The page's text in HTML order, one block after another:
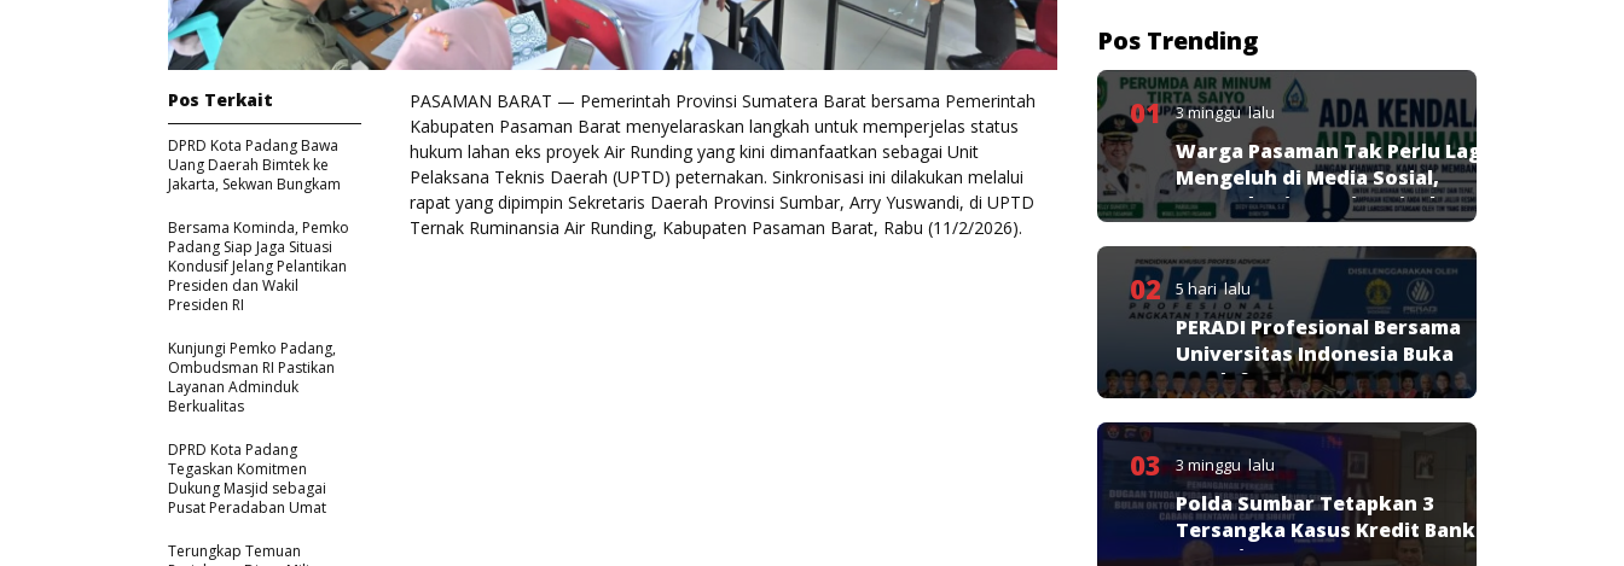
PASAMAN BARAT — Pemerintah Provinsi Sumatera Barat bersama Pemerintah
Kabupaten Pasaman Barat menyelaraskan langkah untuk memperjelas status
hukum lahan eks proyek Air Runding yang kini dimanfaatkan sebagai Unit
Pelaksana Teknis Daerah (UPTD) peternakan. Sinkronisasi ini dilakukan melalui
rapat yang dipimpin Sekretaris Daerah Provinsi Sumbar, Arry Yuswandi, di UPTD
Ternak Ruminansia Air Runding, Kabupaten Pasaman Barat, Rabu (11/2/2026).
Pos Terkait
DPRD Kota Padang Bawa
Uang Daerah Bimtek ke
Jakarta, Sekwan Bungkam
Bersama Kominda, Pemko
Padang Siap Jaga Situasi
Kondusif Jelang Pelantikan
Presiden dan Wakil
Presiden RI
Kunjungi Pemko Padang,
Ombudsman RI Pastikan
Layanan Adminduk
Berkualitas
DPRD Kota Padang
Tegaskan Komitmen
Dukung Masjid sebagai
Pusat Peradaban Umat
Terungkap Temuan
Pos Trending
01 3 minggu lalu
Warga Pasaman Tak Perlu Lagi
Mengeluh di Media Sosial,
Perumda Tirta Saiyo Siapkan
Layanan Resmi
02 5 hari lalu
PERADI Profesional Bersama
Universitas Indonesia Buka
Pendaftaran PKPA
03 3 minggu lalu
Polda Sumbar Tetapkan 3
Tersangka Kasus Kredit Bank
Nagari